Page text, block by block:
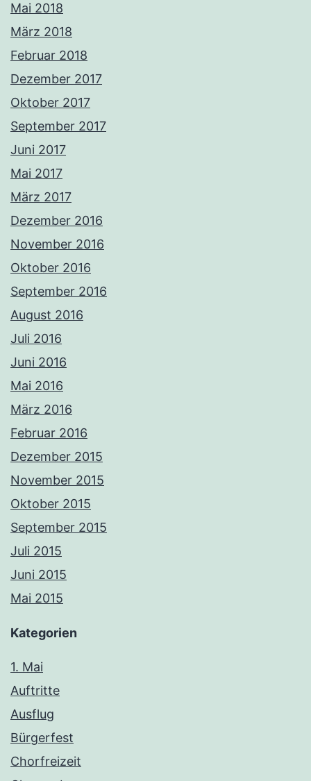
Mai 2018
März 2018
Februar 2018
Dezember 2017
Oktober 2017
September 2017
Juni 2017
Mai 2017
März 2017
Dezember 2016
November 2016
Oktober 2016
September 2016
August 2016
Juli 2016
Juni 2016
Mai 2016
März 2016
Februar 2016
Dezember 2015
November 2015
Oktober 2015
September 2015
Juli 2015
Juni 2015
Mai 2015
Kategorien
1. Mai
Auftritte
Ausflug
Bürgerfest
Chorfreizeit